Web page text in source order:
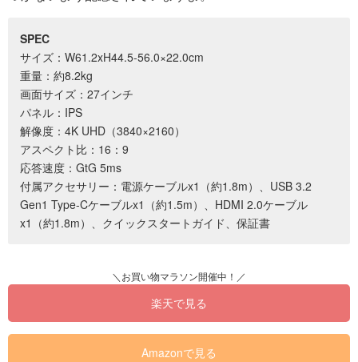
SPEC
サイズ：W61.2xH44.5-56.0×22.0cm
重量：約8.2kg
画面サイズ：27インチ
パネル：IPS
解像度：4K UHD（3840×2160）
アスペクト比：16：9
応答速度：GtG 5ms
付属アクセサリー：電源ケーブルx1（約1.8m）、USB 3.2
Gen1 Type-Cケーブルx1（約1.5m）、HDMI 2.0ケーブル
x1（約1.8m）、クイックスタートガイド、保証書
楽天で見る
Amazonで見る